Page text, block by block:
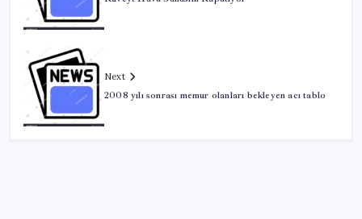
Next
2008 yılı sonrası memur olanları bekleyen acı tablo